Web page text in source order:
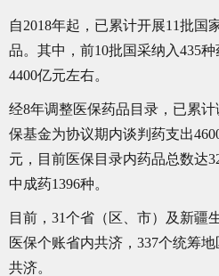
自2018年起，已累计开展11批国
品。其中，前10批国采纳入435
4400亿元左右。
经8年调整医保药品目录，已累
保基金为协议期内谈判药支出
元，目前医保目录内药品总数达
中成药1396种。
目前，31个省（区、市）及新疆
医保个账省内共济，337个统筹
共济。